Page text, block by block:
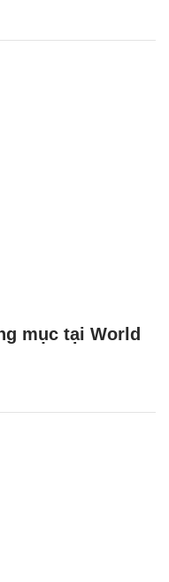
mục tại World